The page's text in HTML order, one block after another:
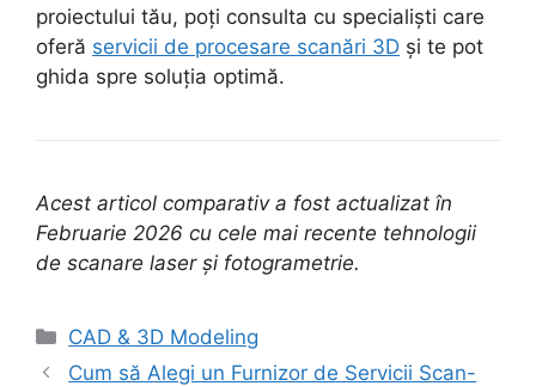
proiectului tău, poți consulta cu specialiști care
oferă servicii de procesare scanări 3D și te pot
ghida spre soluția optimă.
Acest articol comparativ a fost actualizat în
Februarie 2026 cu cele mai recente tehnologii
de scanare laser și fotogrametrie.
Categories
CAD & 3D Modeling
Cum să Alegi un Furnizor de Servicii Scan-